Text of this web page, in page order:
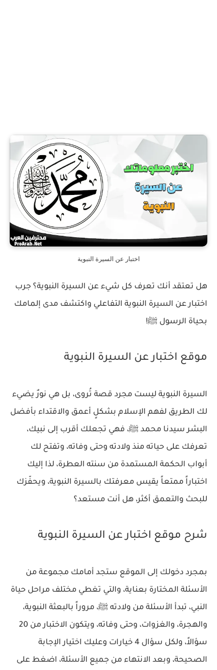
اختبار عن السيرة النبوية
هل تعتقد أنك تعرف كل شيء عن السيرة النبوية؟ جرب
اختبار عن السيرة النبوية التفاعلي واكتشف مدى إلمامك
بحياة الرسول ﷺ!
موقع اختبار عن السيرة النبوية
السيرة النبوية ليست مجرد قصة تُروى، بل هي نورٌ يضيء
لك الطريق لفهم الإسلام بشكلٍ أعمق والاقتداء بأفضل
البشر سيدنا محمد ﷺ، فهي تجعلك أقرب إلى نبيك،
تعرفك على حياته منذ ولادته وحتى وفاته، وتفتح لك
أبواب الحكمة المستمدة من سنته العطرة، لذا إليك
اختباراً ممتعاً يقيس معرفتك بالسيرة النبوية، ويحفّزك
للبحث والتعمق أكثر، هل أنت مستعد؟
شرح موقع اختبار عن السيرة النبوية
بمجرد دخولك إلى الموقع ستجد أمامك مجموعة من
الأسئلة المختارة بعناية، والتي تغطي مختلف مراحل حياة
النبي، تبدأ الأسئلة من ولادته ﷺ، مروراً بالبعثة النبوية،
والهجرة، والغزوات، وحتى وفاته، ويتكون الاختبار من 20
سؤالاً، ولكل سؤال 4 خيارات وعليك اختيار الإجابة
الصحيحة، وبعد الانتهاء من جميع الأسئلة، اضغط على